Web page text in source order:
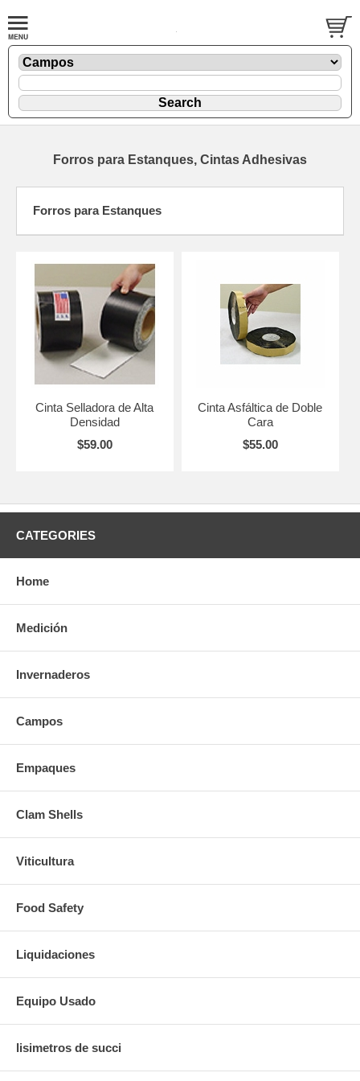
Forros para Estanques, Cintas Adhesivas
Forros para Estanques
Cinta Selladora de Alta
Densidad
$59.00
Cinta Asfáltica de Doble
Cara
$55.00
CATEGORIES
Home
Medición
Invernaderos
Campos
Empaques
Clam Shells
Viticultura
Food Safety
Liquidaciones
Equipo Usado
lisimetros de succi